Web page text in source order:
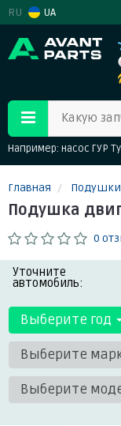
RU UA
Какую
Например: насос ГУР
Главная Подушки
Подушка
0
Уточните
автомобиль:
Выберите год
Выберите
Выберите